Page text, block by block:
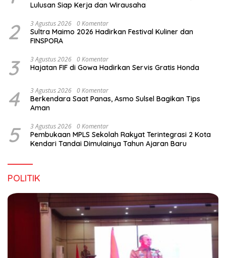
Lulusan Siap Kerja dan Wirausaha
2 3 Agustus 2026 0 Komentar
Sultra Maimo 2026 Hadirkan Festival Kuliner dan
FINSPORA
3 3 Agustus 2026 0 Komentar
Hajatan FIF di Gowa Hadirkan Servis Gratis Honda
4 3 Agustus 2026 0 Komentar
Berkendara Saat Panas, Asmo Sulsel Bagikan Tips
Aman
5 3 Agustus 2026 0 Komentar
Pembukaan MPLS Sekolah Rakyat Terintegrasi 2 Kota
Kendari Tandai Dimulainya Tahun Ajaran Baru
POLITIK